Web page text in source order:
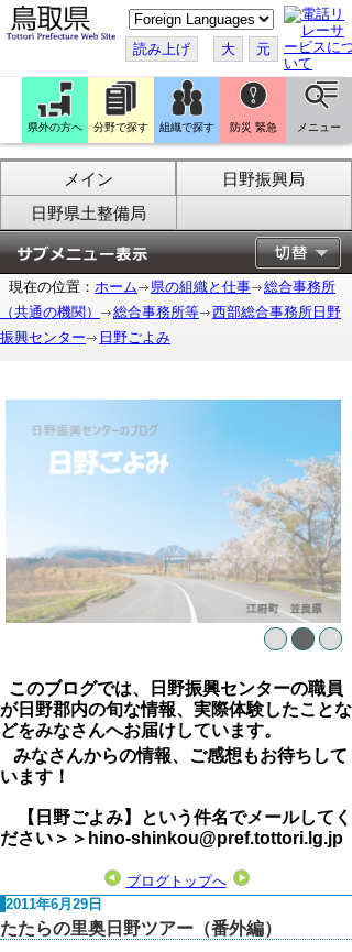
こ
の
ペ
ー
ジ
翻
訳
す
る
読み上げ 大 元
県外の方へ 分野で探す 組織で探す 防災 緊急 メニュー
メイン
日野振興局
日野県土整備局
現在の位置： ホーム 県の組織と仕事
総合事務所
（共通の機関）
総合事務所等
西部総合事務所日野
振興センター
日野ごよみ
このブログでは、日野振興センターの職員
が日野郡内の旬な情報、実際体験したことな
どをみなさんへお届けしています。
みなさんからの情報、ご感想もお待ちして
います！
【日野ごよみ】という件名でメールしてく
ださい＞＞hino-shinkou@pref.tottori.lg.jp
ブログトップへ
2011年6月29日
たたらの里奥日野ツアー（番外編）